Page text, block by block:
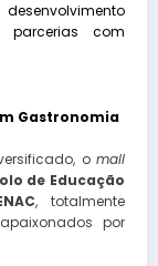
parcerias com
Gastronomia
o mall
de Educação
, totalmente
por